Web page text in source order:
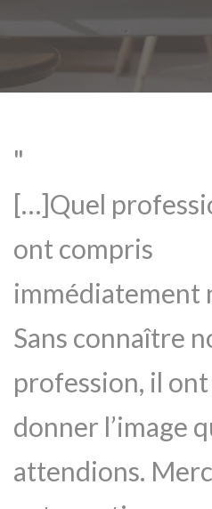
[…]Quel
ont compris
immédiatement
Sans connaître
profession, il ont
donner l’image
attendions.